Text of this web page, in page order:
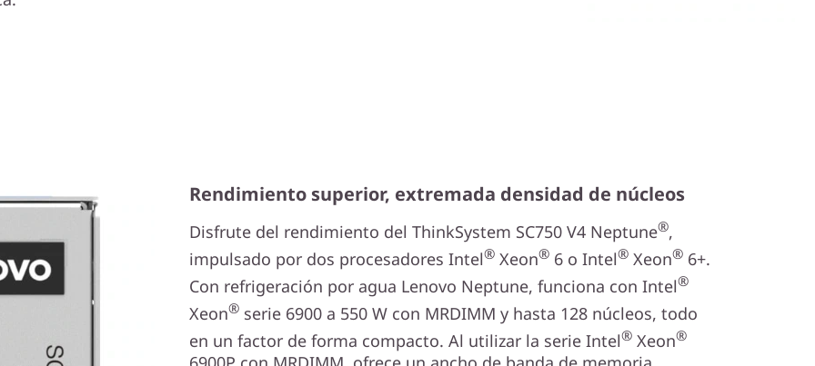
Rendimiento superior, extremada densidad de núcleos
Disfrute del rendimiento del ThinkSystem SC750 V4 Neptune®,
impulsado por dos procesadores Intel® Xeon® 6 o Intel® Xeon® 6+.
Con refrigeración por agua Lenovo Neptune, funciona con Intel®
Xeon® serie 6900 a 550 W con MRDIMM y hasta 128 núcleos, todo
en un factor de forma compacto. Al utilizar la serie Intel® Xeon®